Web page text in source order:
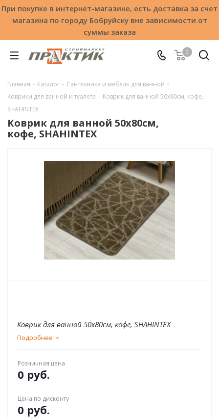
При покупке в интернет-магазине, есть доставка за счет
магазина по городу Бобруйску вне зависимости от
суммы заказа
0
Главная - Каталог - Сантехника и мебель для ванной -
Коврики для ванной и туалета - Коврик для ванной 50х80см, кофе,
SHAHINTEX
Коврик для ванной 50х80см,
кофе, SHAHINTEX
Коврик для ванной 50х80см, кофе, SHAHINTEX
Подробнее
Розничная цена
0 руб.
Цена по дисконту
0 руб.